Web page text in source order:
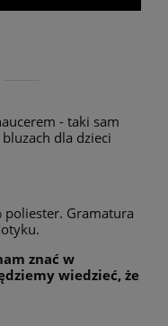
- taki sam
dla dzieci
poliester. Gramatura
znać w
wiedzieć, że